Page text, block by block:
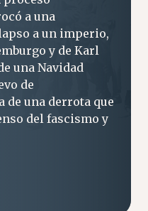
a una
a un imperio,
y de Karl
una Navidad
de
una derrota que
del fascismo y